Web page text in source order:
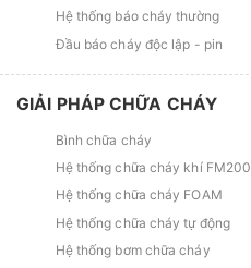
Hệ thống báo cháy thường
Đầu báo cháy độc lập - pin
GIẢI PHÁP CHỮA CHÁY
Bình chữa cháy
Hệ thống chữa cháy khí FM200
Hệ thống chữa cháy FOAM
Hệ thống chữa cháy tự động
Hệ thống bơm chữa cháy